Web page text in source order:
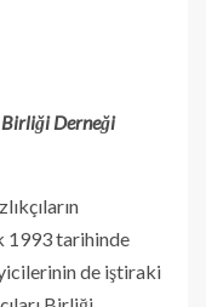
Birliği Derneği
1993 tarihinde
de iştiraki